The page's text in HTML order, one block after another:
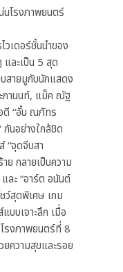
โรงภาพยนตร์
เดอร์ชั้นนำของ
ละเป็น 5 สุด
สายมูกับนักแสดง
กานนท์, แม็ค ณัฐ
ดี “อั๋น ณภัทร
นอย่างใกล้ชิด
“จุดจีบสา
ย กลายเป็นความ
ละ “อาร์ต อนันต์
ว์สุดพิเศษ เกม
บบเจาะลึก เมื่อ
รงภาพยนตร์ที่ 8
ยความสุขและรอย